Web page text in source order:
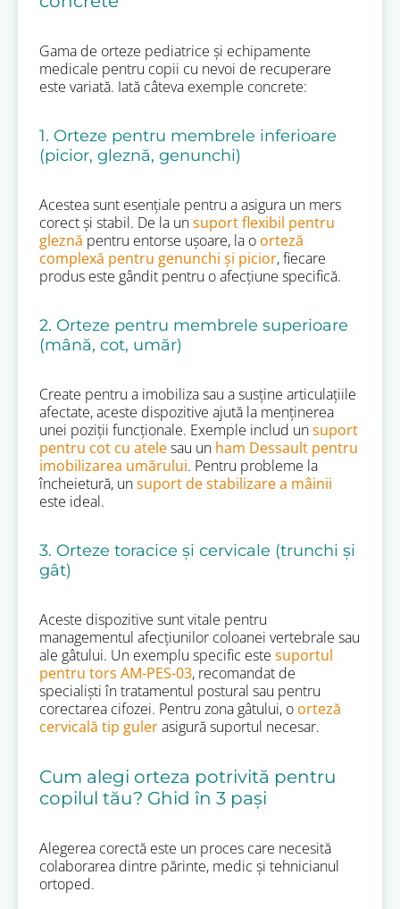
Gama de orteze pediatrice și echipamente
medicale pentru copii cu nevoi de recuperare
este variată. Iată câteva exemple concrete:
1. Orteze pentru membrele inferioare
(picior, gleznă, genunchi)
Acestea sunt esențiale pentru a asigura un mers
corect și stabil. De la unsuport flexibil pentru
gleznă pentru entorse ușoare, la o orteză
complexă pentru genunchi și picior, fiecare
produs este gândit pentru o afecțiune specifică.
2. Orteze pentru membrele superioare
(mână, cot, umăr)
Create pentru a imobiliza sau a susține articulațiile
afectate, aceste dispozitive ajută la menținerea
unei poziții funcționale. Exemple includ unsuport
pentru cot cu atelesau un ham Dessault pentru
imobilizarea umărului. Pentru probleme la
încheietură, unsuport de stabilizare a mâinii
este ideal.
3. Orteze toracice și cervicale (trunchi și
gât)
Aceste dispozitive sunt vitale pentru
managementul afecțiunilor coloanei vertebrale sau
ale gâtului. Un exemplu specific este suportul
pentru tors AM-PES-03, recomandat de
specialiști în tratamentul postural sau pentru
corectarea cifozei. Pentru zona gâtului, o orteză
cervicală tip gulerasigură suportul necesar.
Cum alegi orteza potrivită pentru
copilul tău? Ghid în 3 pași
Alegerea corectă este un proces care necesită
colaborarea dintre părinte, medic și tehnicianul
ortoped.